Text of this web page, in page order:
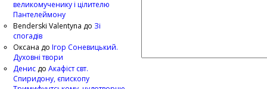
великомученику і цілителю
Пантелеймону
Benderski Valentyna до Зі
спогадів
Оксана до Ігор Соневицький.
Духовні твори
Денис до Акафіст свт.
Спиридону, єпископу